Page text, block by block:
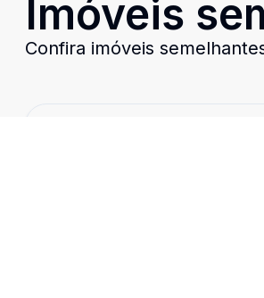
Imóveis
Confira imóveis